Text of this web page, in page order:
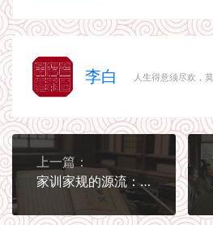
李白 人生得意须尽欢，
上一篇：
家训家规的源流：古人怎样把文化写进家庭